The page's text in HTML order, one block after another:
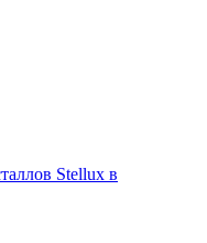
Stellux в